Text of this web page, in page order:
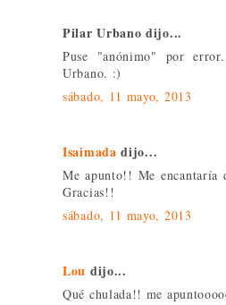
Pilar Urbano dijo...
Puse "anónimo" por
Urbano. :)
sábado, 11 mayo, 2013
Isaimada dijo...
Me apunto!! Me encantaría
Gracias!!
sábado, 11 mayo, 2013
Lou dijo...
Qué chulada!! me